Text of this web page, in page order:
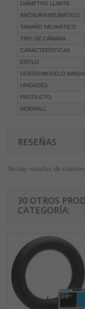
DIÁMETRO LLANTA
ANCHURA NEUMÁTICO
TAMAÑO NEUMÁTICO
TIPO DE CÁMARA
CARACTERÍSTICAS
ESTILO
DISEÑO/MODELO
UNIDADES
PRODUCTO
SIDEWALL
RESEÑAS
No hay reseñas de
30 OTROS
CATEGORÍA: